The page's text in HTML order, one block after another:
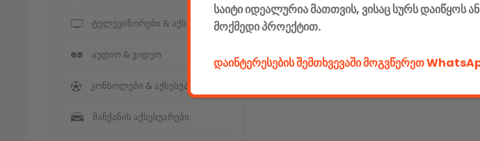
ტელევიზორები & აქსესუარები
აუდიო & ვიდეო
კონსოლები & აქსესუარები
მანქანის აქსესუარები
საიტი იდეალურია მათთვის, ვისაც სურს დაიწყოს
მოქმედი პროექტით.
დაინტერესების შემთხვევაში მოგვწერეთ